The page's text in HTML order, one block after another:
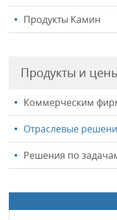
Продукты Камин
Продукты и
Коммерческим
Отраслевые
Решения по